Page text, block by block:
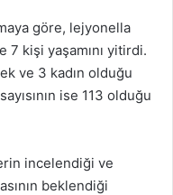
göre, lejyonella
7 kişi yaşamını yitirdi.
ve 3 kadın olduğu
ise 113 olduğu
incelendiği ve
beklendiği